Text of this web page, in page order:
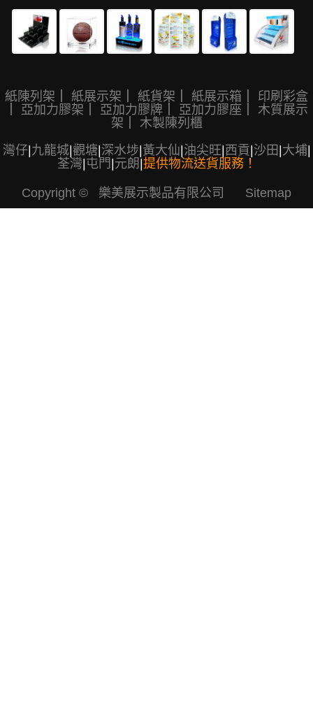
紙陳列架 紙展示架 紙貨架 紙展示箱
印刷彩盒
亞加力膠架 亞加力膠牌 亞加力膠座
木質展示
架
木製陳列櫃
灣仔|九龍城|觀塘|深水埗|黃大仙|油尖旺|西貢|沙田 |大埔|
荃灣|屯門 |元朗 |提供物流送貨服務！
Copyright © 樂美展示製品有限公司 Sitemap